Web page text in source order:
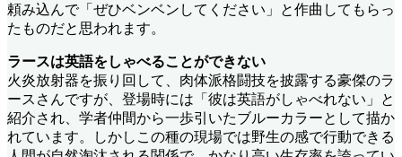
頼み込んで「ぜひベンベンしてください」と作曲してもらっ
たものだと思われます。
ラースは英語をしゃべることができない
火炎放射器を振り回して、肉体派格闘技を披露する豪傑のラ
ースさんですが、登場時には「彼は英語がしゃべれない」と
紹介され、学者仲間から一歩引いたブルーカラーとして描か
れています。しかしこの種の現場では野生の感で行動できる